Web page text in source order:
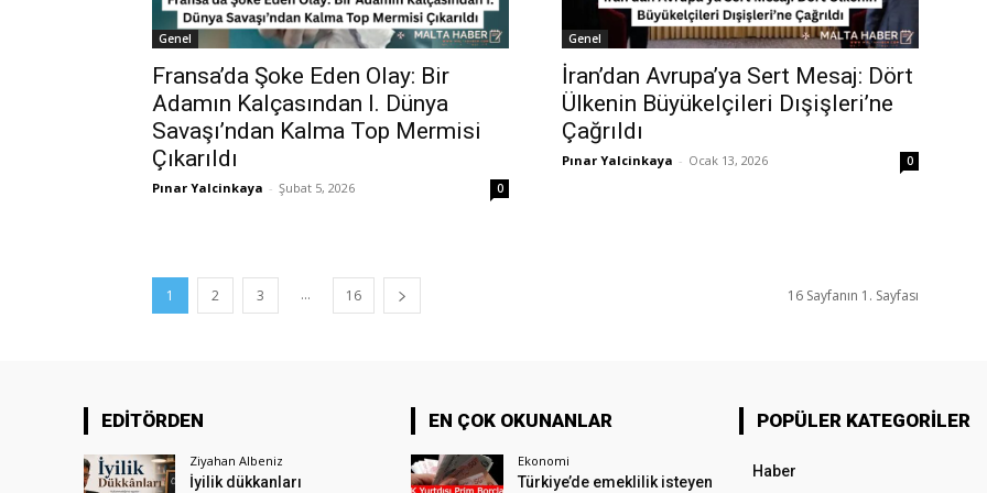
Genel
Fransa’da Şoke Eden Olay: Bir
Adamın Kalçasından I. Dünya
Savaşı’ndan Kalma Top Mermisi
Çıkarıldı
Pınar Yalcinkaya - Şubat 5, 2026 0
Genel
İran’dan Avrupa’ya Sert Mesaj: Dört
Ülkenin Büyükelçileri Dışişleri’ne
Çağrıldı
Pınar Yalcinkaya - Ocak 13, 2026 0
1 2 3 ... 16 16 Sayfanın 1. Sayfası
EDİTÖRDEN
Ziyahan Albeniz
İyilik dükkanları
EN ÇOK OKUNANLAR
Ekonomi
Türkiye’de emeklilik isteyen
POPÜLER KATEGORILER
Haber